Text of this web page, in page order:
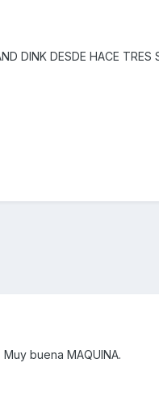
DINK DESDE HACE TRES
buena MAQUINA.